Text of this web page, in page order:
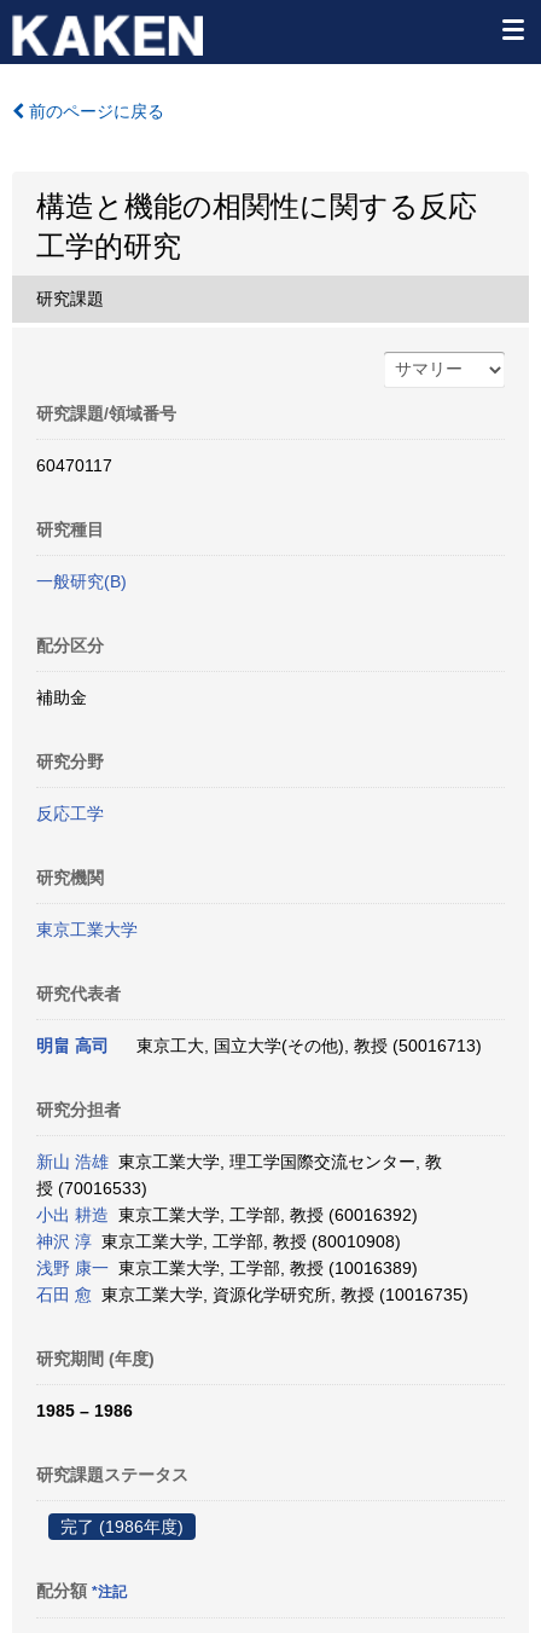
前のページに戻る
構造と機能の相関性に関する反応
工学的研究
研究課題
研究課題/領域番号
60470117
研究種目
一般研究(B)
配分区分
補助金
研究分野
反応工学
研究機関
東京工業大学
研究代表者
明畠 高司 東京工大, 国立大学(その他), 教授 (50016713)
研究分担者
新山 浩雄 東京工業大学, 理工学国際交流センター, 教
授 (70016533)
小出 耕造 東京工業大学, 工学部, 教授 (60016392)
神沢 淳 東京工業大学, 工学部, 教授 (80010908)
浅野 康一 東京工業大学, 工学部, 教授 (10016389)
石田 愈 東京工業大学, 資源化学研究所, 教授 (10016735)
研究期間 (年度)
1985 – 1986
研究課題ステータス
完了 (1986年度)
配分額 *注記